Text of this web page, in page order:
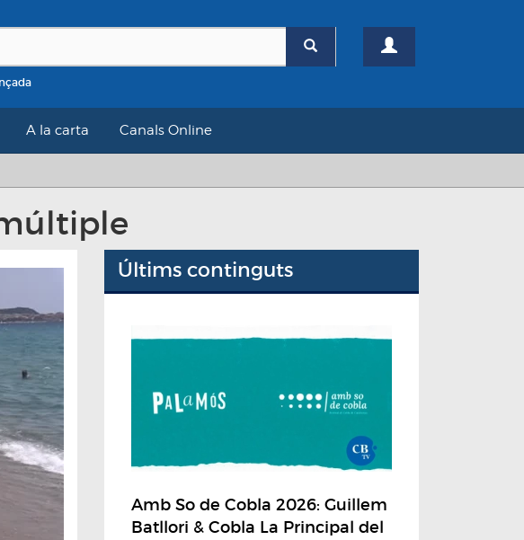
A la carta Canals Online
Últims continguts
Amb So de Cobla 2026: Guillem
Batllori & Cobla La Principal del